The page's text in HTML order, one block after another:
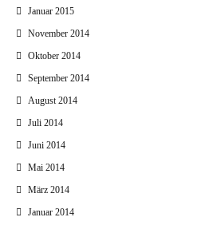
Januar 2015
November 2014
Oktober 2014
September 2014
August 2014
Juli 2014
Juni 2014
Mai 2014
März 2014
Januar 2014